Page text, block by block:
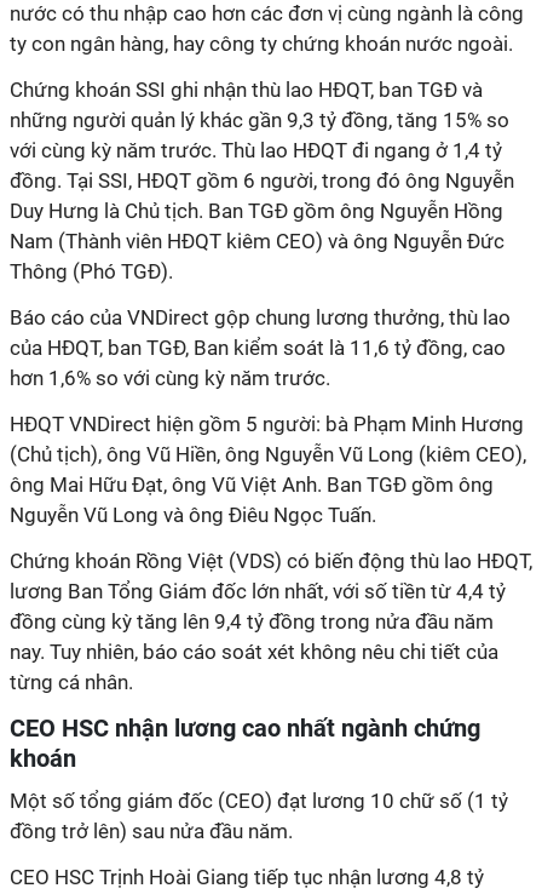
nước có thu nhập cao hơn các đơn vị cùng ngành là công
ty con ngân hàng, hay công ty chứng khoán nước ngoài.
Chứng khoán SSI ghi nhận thù lao HĐQT, ban TGĐ và
những người quản lý khác gần 9,3 tỷ đồng, tăng 15% so
với cùng kỳ năm trước. Thù lao HĐQT đi ngang ở 1,4 tỷ
đồng. Tại SSI, HĐQT gồm 6 người, trong đó ông Nguyễn
Duy Hưng là Chủ tịch. Ban TGĐ gồm ông Nguyễn Hồng
Nam (Thành viên HĐQT kiêm CEO) và ông Nguyễn Đức
Thông (Phó TGĐ).
Báo cáo của VNDirect gộp chung lương thưởng, thù lao
của HĐQT, ban TGĐ, Ban kiểm soát là 11,6 tỷ đồng, cao
hơn 1,6% so với cùng kỳ năm trước.
HĐQT VNDirect hiện gồm 5 người: bà Phạm Minh Hương
(Chủ tịch), ông Vũ Hiền, ông Nguyễn Vũ Long (kiêm CEO),
ông Mai Hữu Đạt, ông Vũ Việt Anh. Ban TGĐ gồm ông
Nguyễn Vũ Long và ông Điêu Ngọc Tuấn.
Chứng khoán Rồng Việt (VDS) có biến động thù lao HĐQT,
lương Ban Tổng Giám đốc lớn nhất, với số tiền từ 4,4 tỷ
đồng cùng kỳ tăng lên 9,4 tỷ đồng trong nửa đầu năm
nay. Tuy nhiên, báo cáo soát xét không nêu chi tiết của
từng cá nhân.
CEO HSC nhận lương cao nhất ngành chứng
khoán
Một số tổng giám đốc (CEO) đạt lương 10 chữ số (1 tỷ
đồng trở lên) sau nửa đầu năm.
CEO HSC Trịnh Hoài Giang tiếp tục nhận lương 4,8 tỷ